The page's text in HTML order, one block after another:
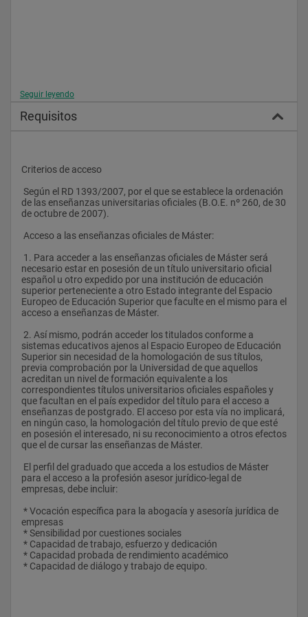
el desempeño de tareas de consultorías y asesoramiento
profesional, se proporciona una formación específica de
asesoramiento empresarial, bien en el seno de las empresas, o
en la empresa y en su actividad.
Seguir leyendo
Requisitos
Criterios de acceso
de las enseñanzas universitarias oficiales (B.O.E. nº 260, de 30
de octubre de 2007).
Acceso a las enseñanzas oficiales de Máster:
necesario estar en posesión de un título universitario oficial
español u otro expedido por una institución de educación
superior perteneciente a otro Estado integrante del Espacio
Europeo de Educación Superior que faculte en el mismo para el
acceso a enseñanzas de Máster.
sistemas educativos ajenos al Espacio Europeo de Educación
Superior sin necesidad de la homologación de sus títulos,
previa comprobación por la Universidad de que aquellos
acreditan un nivel de formación equivalente a los
correspondientes títulos universitarios oficiales españoles y
que facultan en el país expedidor del título para el acceso a
enseñanzas de postgrado. El acceso por esta vía no implicará,
en ningún caso, la homologación del título previo de que esté
en posesión el interesado, ni su reconocimiento a otros efectos
que el de cursar las enseñanzas de Máster.
para el acceso a la profesión asesor jurídico-legal de
empresas, debe incluir:
empresas
* Sensibilidad por cuestiones sociales
* Capacidad de trabajo, esfuerzo y dedicación
* Capacidad probada de rendimiento académico
* Capacidad de diálogo y trabajo de equipo.